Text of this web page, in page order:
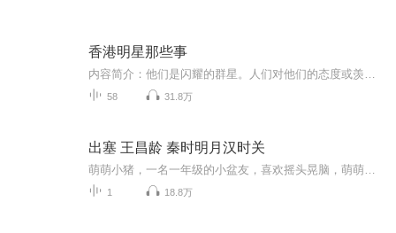
香港明星那些事
58 31.8万
出塞 王昌龄 秦时明月汉时关
1 18.8万